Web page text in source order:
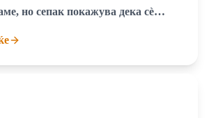
но сепак покажува дека сѐ